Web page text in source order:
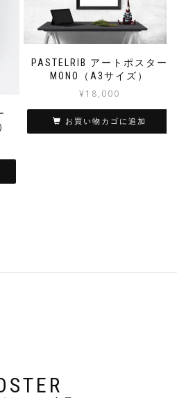
PASTELRIB アートポスター
MONO（A3サイズ）
¥18,000
お買い物カゴに追加